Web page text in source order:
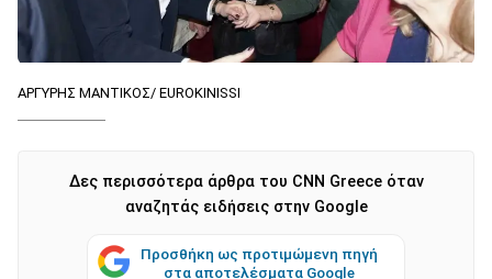
ΑΡΓΥΡΗΣ ΜΑΝΤΙΚΟΣ/ EUROKINISSI
Δες περισσότερα άρθρα του CNN Greece όταν
αναζητάς ειδήσεις στην Google
Προσθήκη ως προτιμώμενη πηγή
στα αποτελέσματα Google